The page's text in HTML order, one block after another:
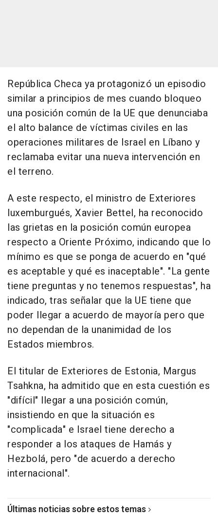
República Checa ya protagonizó un episodio
similar a principios de mes cuando bloqueo
una posición común de la UE que denunciaba
el alto balance de víctimas civiles en las
operaciones militares de Israel en Líbano y
reclamaba evitar una nueva intervención en
el terreno.
A este respecto, el ministro de Exteriores
luxemburgués, Xavier Bettel, ha reconocido
las grietas en la posición común europea
respecto a Oriente Próximo, indicando que lo
mínimo es que se ponga de acuerdo en "qué
es aceptable y qué es inaceptable". "La gente
tiene preguntas y no tenemos respuestas", ha
indicado, tras señalar que la UE tiene que
poder llegar a acuerdo de mayoría pero que
no dependan de la unanimidad de los
Estados miembros.
El titular de Exteriores de Estonia, Margus
Tsahkna, ha admitido que en esta cuestión es
"difícil" llegar a una posición común,
insistiendo en que la situación es
"complicada" e Israel tiene derecho a
responder a los ataques de Hamás y
Hezbolá, pero "de acuerdo a derecho
internacional".
Últimas noticias sobre estos temas